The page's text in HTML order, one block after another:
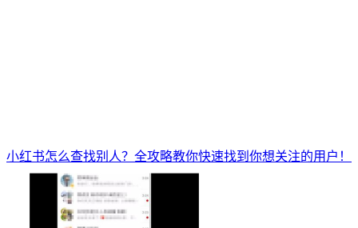
小红书怎么查找别人？全攻略教你快速找到你想关注的用户！